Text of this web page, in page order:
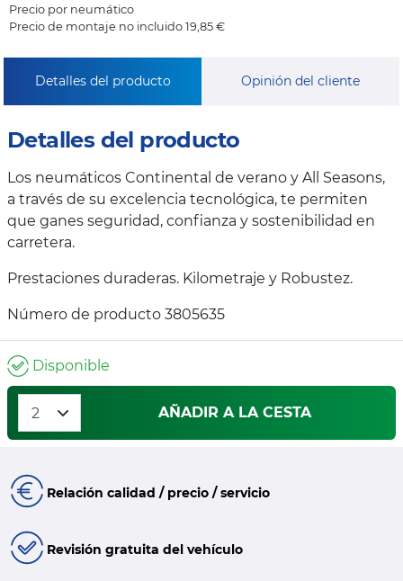
Precio por neumático
Precio de montaje no incluido 19,85 €
Detalles del producto Opinión del cliente
Detalles del producto
Los neumáticos Continental de verano y All Seasons,
a través de su excelencia tecnológica, te permiten
que ganes seguridad, confianza y sostenibilidad en
carretera.
Prestaciones duraderas. Kilometraje y Robustez.
Número de producto 3805635
Disponible
AÑADIR A LA CESTA
Relación calidad / precio / servicio
Revisión gratuita del vehículo